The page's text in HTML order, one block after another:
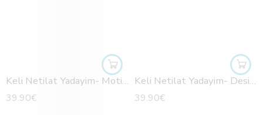
Keli Netilat Yadayim- Motifs feuilles cuivrées
39.90€
Keli Netilat Yadayim- Design bicolore argenté
39.90€